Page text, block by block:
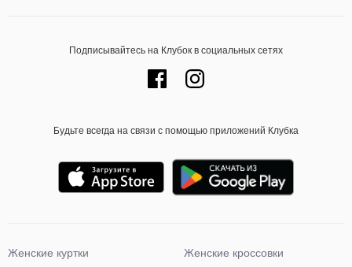
Подписывайтесь на Клубок в социальных сетях
Будьте всегда на связи с помощью приложений Клубка
Женские куртки
Женские кроссовки